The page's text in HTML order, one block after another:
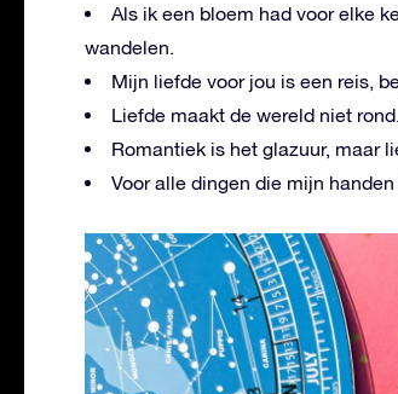
Als ik een bloem had voor elke
wandelen.
Mijn liefde voor jou is een reis,
Liefde maakt de wereld niet
Romantiek is het glazuur, maar
Voor alle dingen die mijn